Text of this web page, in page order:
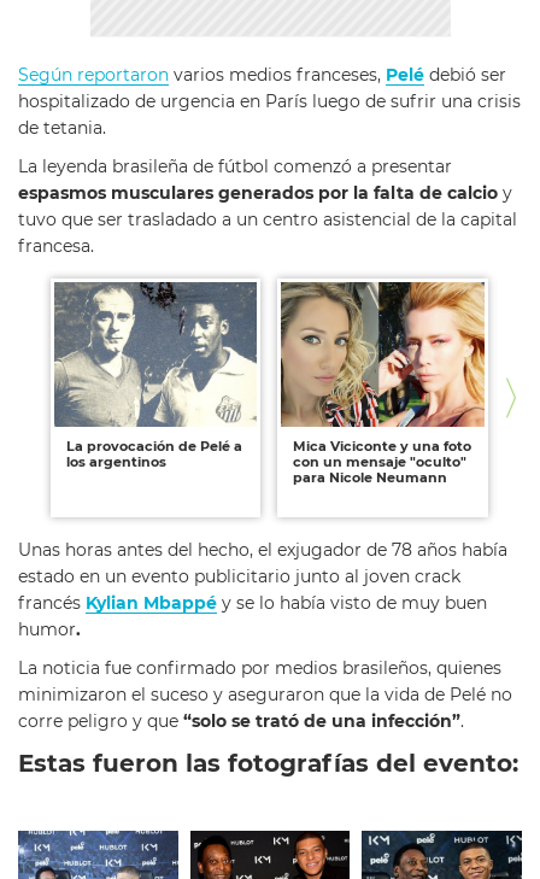
Según reportaron varios medios franceses, Pelé debió ser
hospitalizado de urgencia en París luego de sufrir una crisis
de tetania.
La leyenda brasileña de fútbol comenzó a presentar
espasmos musculares generados por la falta de calcio y
tuvo que ser trasladado a un centro asistencial de la capital
francesa.
La provocación de Pelé a
los argentinos
Mica Viciconte y una foto
con un mensaje "oculto"
para Nicole Neumann
Unas horas antes del hecho, el exjugador de 78 años había
estado en un evento publicitario junto al joven crack
francés Kylian Mbappé y se lo había visto de muy buen
humor.
La noticia fue confirmado por medios brasileños, quienes
minimizaron el suceso y aseguraron que la vida de Pelé no
corre peligro y que “solo se trató de una infección”.
Estas fueron las fotografías del evento: